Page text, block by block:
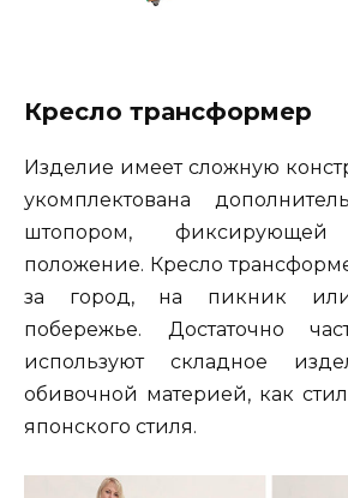
Кресло трансформер
Изделие имеет сложную
укомплектована
штопором, фиксирующей
положение. Кресло
за город, на пикник
побережье. Достаточно
используют складное
обивочной материей, как
японского стиля.